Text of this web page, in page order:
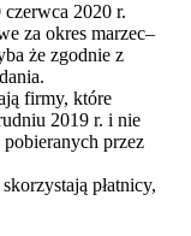
2020 r.
za okres marzec–
że zgodnie z
firmy, które
2019 r. i nie
pobieranych przez
płatnicy,